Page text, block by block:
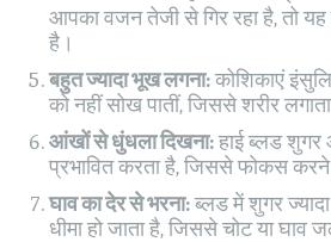
आपका वजन तेजी से गिर रहा है, तो
है।
बहुत ज्यादा भूख लगना:कोशिकाएं
को नहीं सोख पातीं, जिससे शरीर
आंखों से धुंधला दिखना:हाई ब्लड
प्रभावित करता है, जिससे फोकस
घाव का देर से भरना:ब्लड में शुगर
धीमा हो जाता है, जिससे चोट या घाव